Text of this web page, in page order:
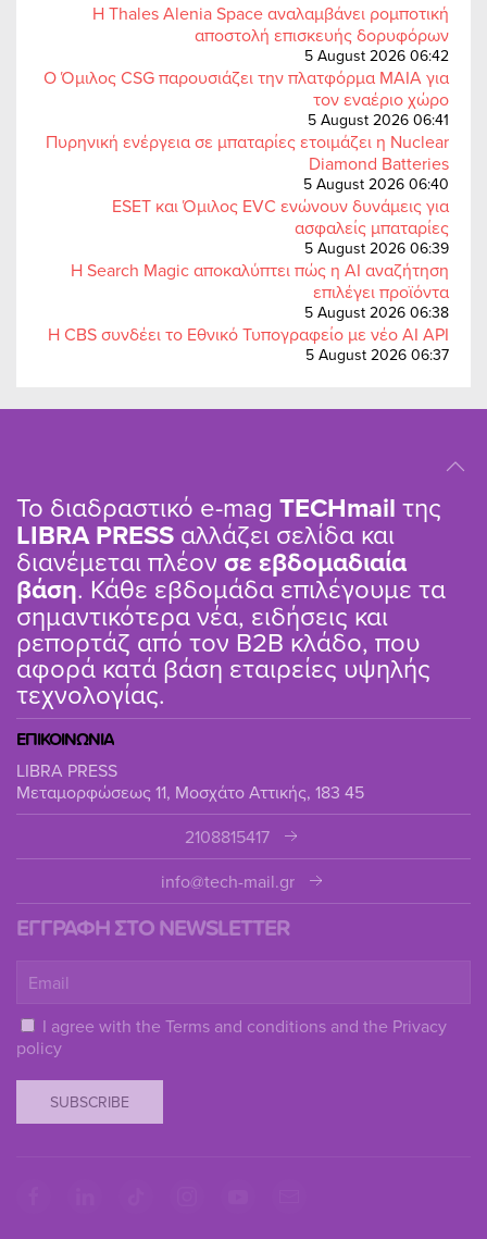
Η Thales Alenia Space αναλαμβάνει ρομποτική
αποστολή επισκευής δορυφόρων
5 August 2026 06:42
Ο Όμιλος CSG παρουσιάζει την πλατφόρμα MAIA για
τον εναέριο χώρο
5 August 2026 06:41
Πυρηνική ενέργεια σε μπαταρίες ετοιμάζει η Nuclear
Diamond Batteries
5 August 2026 06:40
ESET και Όμιλος EVC ενώνουν δυνάμεις για
ασφαλείς μπαταρίες
5 August 2026 06:39
Η Search Magic αποκαλύπτει πώς η AI αναζήτηση
επιλέγει προϊόντα
5 August 2026 06:38
Η CBS συνδέει το Εθνικό Τυπογραφείο με νέο AI API
5 August 2026 06:37
Το διαδραστικό e-mag TΕCHmail της
LIBRA PRESS αλλάζει σελίδα και
διανέμεται πλέον σε εβδομαδιαία
βάση. Κάθε εβδομάδα επιλέγουμε τα
σημαντικότερα νέα, ειδήσεις και
ρεπορτάζ από τον B2B κλάδο, που
αφορά κατά βάση εταιρείες υψηλής
τεχνολογίας.
ΕΠΙΚΟΙΝΩΝΙΑ
LIBRA PRESS
Μεταμορφώσεως 11, Μοσχάτο Αττικής, 183 45
2108815417
info@tech-mail.gr
ΕΓΓΡΑΦΗ ΣΤΟ NEWSLETTER
I agree with the Terms and conditions and the Privacy
policy
SUBSCRIBE